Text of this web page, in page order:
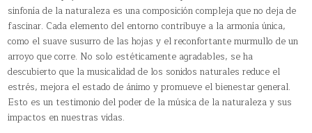
sinfonía de la naturaleza es una composición compleja que no deja de
fascinar. Cada elemento del entorno contribuye a la armonía única,
como el suave susurro de las hojas y el reconfortante murmullo de un
arroyo que corre. No solo estéticamente agradables, se ha
descubierto que la musicalidad de los sonidos naturales reduce el
estrés, mejora el estado de ánimo y promueve el bienestar general.
Esto es un testimonio del poder de la música de la naturaleza y sus
impactos en nuestras vidas.